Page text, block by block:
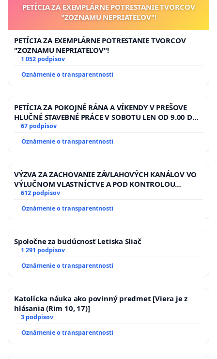
PETÍCIA ZA EXEMPLÁRNE POTRESTANIE TVORCOV
"ZOZNAMU NEPRIATEĽOV"!
PETÍCIA ZA EXEMPLÁRNE POTRESTANIE TVORCOV
"ZOZNAMU NEPRIATEĽOV"!
1 052 podpisov
Oznámenie o transparentnosti
PETÍCIA ZA POKOJNÉ RÁNA A VÍKENDY V PREŠOVE
HLUČNÉ STAVEBNÉ PRÁCE V SOBOTU LEN OD 9.00 DO
13.00 HOD., CEZ PRACOVNÝ TÝŽDEŇ CIEĽ 8.00 – 18.00
HOD. A PRAVIDELNÁ KONTROLA STAVBY C-AREA NA
ĎUMBIERSKEJ/MAGU
67 podpisov
Oznámenie o transparentnosti
VÝZVA ZA ZACHOVANIE ZÁVLAHOVÝCH KANÁLOV VO
VÝLUČNOM VLASTNÍCTVE A POD KONTROLOU
SLOVENSKEJ REPUBLIKY & žiadosť na riešenie
zanedbaného stavu závlahových a odvodňovacích
kanálov na Slovensku
612 podpisov
Oznámenie o transparentnosti
Spoločne za budúcnosť Letiska Sliač
1 291 podpisov
Oznámenie o transparentnosti
Katolícka náuka ako povinný predmet [Viera je z
hlásania (Rim 10, 17)]
3 podpisov
Oznámenie o transparentnosti